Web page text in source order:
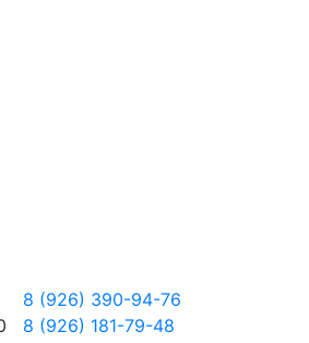
8 (926) 390-94-76
8 (926) 181-79-48